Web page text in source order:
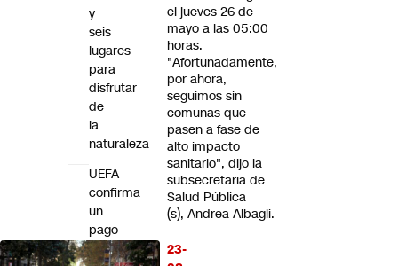
el jueves 26 de
mayo a las 05:00
horas.
"Afortunadamente,
por ahora,
seguimos sin
comunas que
pasen a fase de
alto impacto
sanitario", dijo la
subsecretaria de
Salud Pública
(s), Andrea Albagli.
23-
y
seis
lugares
para
disfrutar
de
la
naturaleza
UEFA
confirma
un
pago
a